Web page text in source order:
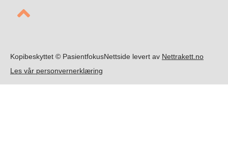
Kopibeskyttet ©️ Pasientfokus
Les vår personvernerklæring
Nettside levert av Nettrakett.no